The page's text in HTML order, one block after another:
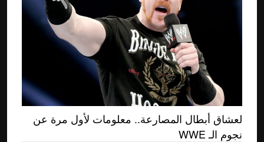
لعشاق أبطال المصارعة.. معلومات لأول مرة عن
نجوم الـ WWE